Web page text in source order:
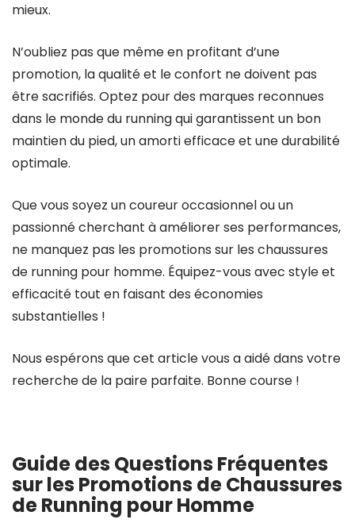
mieux.
N’oubliez pas que même en profitant d’une
promotion, la qualité et le confort ne doivent pas
être sacrifiés. Optez pour des marques reconnues
dans le monde du running qui garantissent un bon
maintien du pied, un amorti efficace et une durabilité
optimale.
Que vous soyez un coureur occasionnel ou un
passionné cherchant à améliorer ses performances,
ne manquez pas les promotions sur les chaussures
de running pour homme. Équipez-vous avec style et
efficacité tout en faisant des économies
substantielles !
Nous espérons que cet article vous a aidé dans votre
recherche de la paire parfaite. Bonne course !
Guide des Questions Fréquentes
sur les Promotions de Chaussures
de Running pour Homme